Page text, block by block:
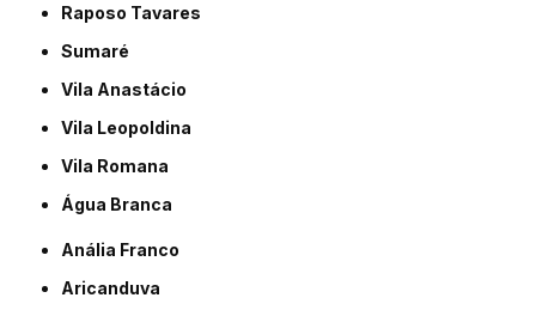
Raposo Tavares
Sumaré
Vila Anastácio
Vila Leopoldina
Vila Romana
Água Branca
Anália Franco
Aricanduva